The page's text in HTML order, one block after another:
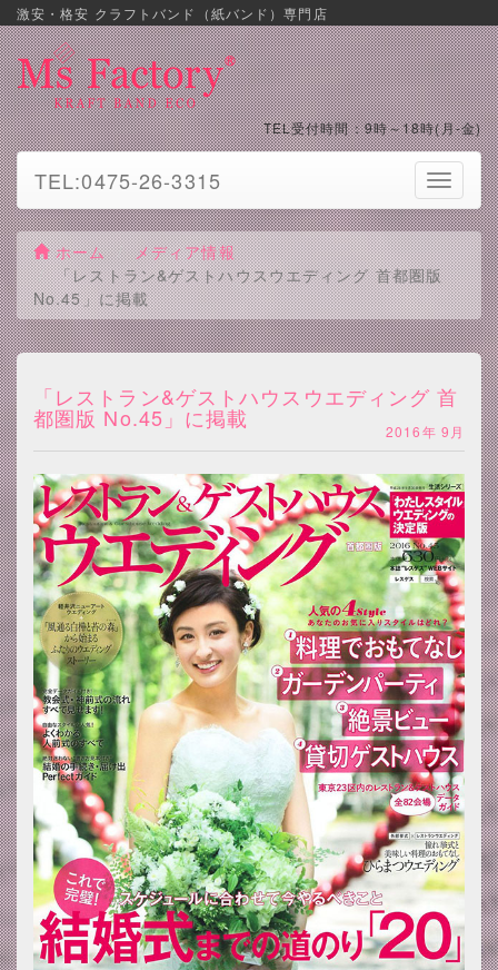
激安・格安 クラフトバンド（紙バンド）専門店
TEL受付時間：9時～18時(月-金)
Toggle
TEL:0475-26-3315
ホーム
メディア情報
「レストラン&ゲストハウスウエディング 首都圏版
No.45」に掲載
「レストラン&ゲストハウスウエディング 首
都圏版 No.45」に掲載 2016年 9月